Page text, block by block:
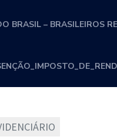
BRASIL – BRASILEIROS